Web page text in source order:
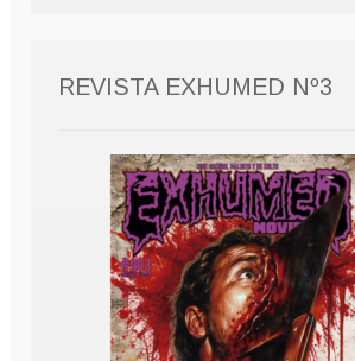
REVISTA EXHUMED Nº3